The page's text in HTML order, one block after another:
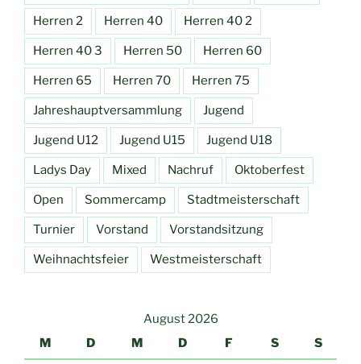
Herren 2 Herren 40 Herren 40 2
Herren 40 3 Herren 50 Herren 60
Herren 65 Herren 70 Herren 75
Jahreshauptversammlung Jugend
Jugend U12 Jugend U15 Jugend U18
Ladys Day Mixed Nachruf Oktoberfest
Open Sommercamp Stadtmeisterschaft
Turnier Vorstand Vorstandsitzung
Weihnachtsfeier Westmeisterschaft
August 2026
M
D M D F S S